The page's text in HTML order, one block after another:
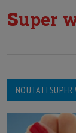
super
NOUTATI SUPER